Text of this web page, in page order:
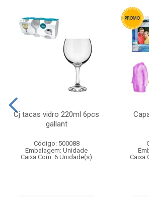
Cj tacas vidro 220ml 6pcs
gallant
Código: 500088
Embalagem: Unidade
Caixa Com: 6 Unidade(s)
Caixa